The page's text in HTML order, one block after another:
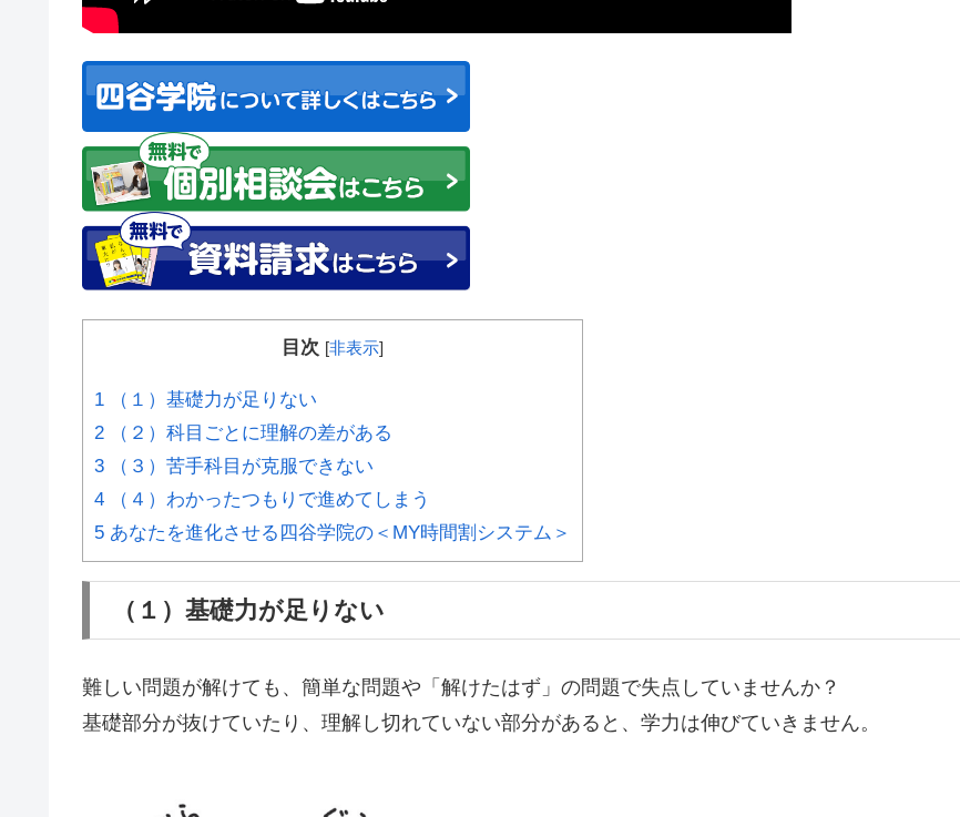
目次 [非表示]
1 （１）基礎力が足りない
2 （２）科目ごとに理解の差がある
3 （３）苦手科目が克服できない
4 （４）わかったつもりで進めてしまう
5 あなたを進化させる四谷学院の＜MY時間割システム＞
（１）基礎力が足りない
難しい問題が解けても、簡単な問題や「解けたはず」の問題で失点していませんか？
基礎部分が抜けていたり、理解し切れていない部分があると、学力は伸びていきません。